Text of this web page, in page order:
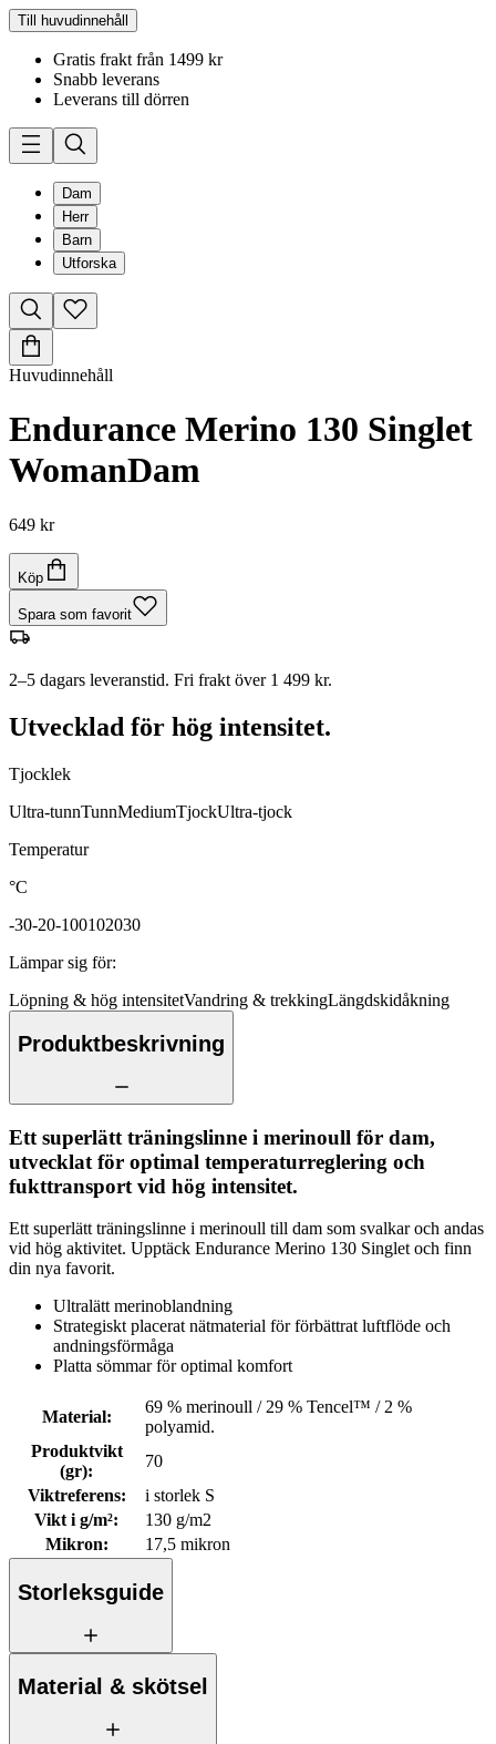
Till huvudinnehåll
Gratis frakt från 1499 kr
Snabb leverans
Leverans till dörren
Dam
Herr
Barn
Utforska
Huvudinnehåll
Endurance Merino 130 Singlet
WomanDam
649 kr
Köp
Spara som favorit
2–5 dagars leveranstid. Fri frakt över 1 499 kr.
Utvecklad för hög intensitet.
Tjocklek
Ultra-tunnTunnMediumTjockUltra-tjock
Temperatur
°C
-30-20-100102030
Lämpar sig för:
Löpning & hög intensitetVandring & trekkingLängdskidåkning
Produktbeskrivning
Ett superlätt träningslinne i merinoull för dam,
utvecklat för optimal temperaturreglering och
fukttransport vid hög intensitet.
Ett superlätt träningslinne i merinoull till dam som svalkar och andas
vid hög aktivitet. Upptäck Endurance Merino 130 Singlet och finn
din nya favorit.
Ultralätt merinoblandning
Strategiskt placerat nätmaterial för förbättrat luftflöde och
andningsförmåga
Platta sömmar för optimal komfort
Material:
69 % merinoull / 29 % Tencel™ / 2 %
polyamid.
Produktvikt
(gr):
70
Viktreferens:
i storlek S
Vikt i g/m²:
130 g/m2
Mikron: 17,5 mikron
Storleksguide
Material & skötsel